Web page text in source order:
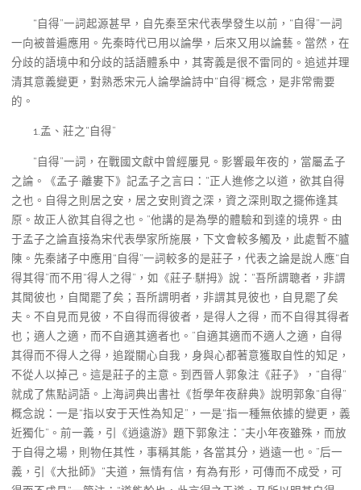
“自得”一詞起源甚早，自先秦至宋代表學發生以前，“自得”一詞
一向被普遍應用。先秦時代已用以論學，后來又用以論藝。當然，在
分歧的語境中和分歧的話語體系中，其寄義是很不雷同的。追述并理
清其意義變更，對熟悉宋元人論學論詩中“自得”概念，是非常需要
的。
1.孟、莊之“自得”
“自得”一詞，在戰國文獻中曾經屢見。影響最年夜的，當屬孟子
之論。《孟子·離婁下》記孟子之言曰：“正人進修之以道，欲其自得
之也。自得之則居之安，居之安則資之深，資之深則取之擺佈逢其
原。故正人欲其自得之也。”他講的是為學的體驗和到達的境界。由
于孟子之論直接為宋代表學家所施展，下文會較多觸及，此處暫不臚
陳。先秦諸子中應用“自得”一詞較多的是莊子，代表之論是說人應“自
得其得”而不用“得人之得”，如《莊子·駢拇》說：“吾所謂聰者，非謂
其聞彼也，自聞罷了矣；吾所謂明者，非謂其見彼也，自見罷了矣
夫。不自見而見彼，不自得而得彼者，是得人之得，而不自得其得者
也；適人之適，而不自適其適者也。”自適其適而不適人之適，自得
其得而不得人之得，追蹤關心自我，身與心都著意獲取自性的知足，
不從人以掉己。這是莊子的主意。到西晉人郭象注《莊子》，“自得”
就成了焦點詞語。上海詞典出書社《哲學年夜辭典》說明郭象“自得”
概念說：一是“指以安于天性為知足”，一是“指一種無依據的變更，義
近獨化”。前一義，引《逍遠游》題下郭象注：“夫小年夜雖殊，而放
于自得之場，則物任其性，事稱其能，各當其分，逍遠一也。”后一
義，引《大批師》“夫道，無情有信，有為有形，可傳而不成受，可